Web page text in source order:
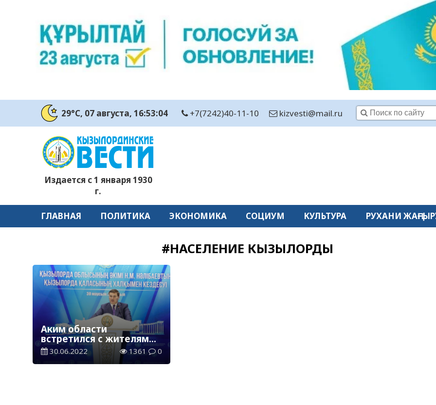
29°C, 07 августа, 16:53:04 +7(7242)40-11-10 kizvesti@mail.ru
Издается с 1 января 1930
г.
ГЛАВНАЯ ПОЛИТИКА ЭКОНОМИКА СОЦИУМ КУЛЬТУРА РУХАНИ
#НАСЕЛЕНИЕ КЫЗЫЛОРДЫ
Аким области
встретился с жителями
Кызылорды
30.06.2022 1361 0